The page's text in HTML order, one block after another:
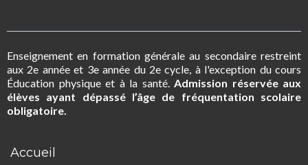
Enseignement en formation générale au secondaire restreint
aux 2e année et 3e année du 2e cycle, à l'exception du cours
Éducation physique et à la santé. Admission réservée aux
élèves ayant dépassé l’âge de fréquentation scolaire
obligatoire.
Accueil